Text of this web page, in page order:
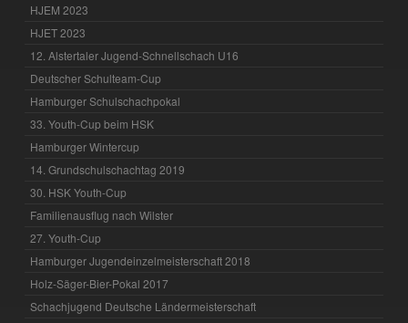
HJEM 2023
HJET 2023
12. Alstertaler Jugend-Schnellschach U16
Deutscher Schulteam-Cup
Hamburger Schulschachpokal
33. Youth-Cup beim HSK
Hamburger Wintercup
14. Grundschulschachtag 2019
30. HSK Youth-Cup
Familienausflug nach Wilster
27. Youth-Cup
Hamburger Jugendeinzelmeisterschaft 2018
Holz-Säger-Bier-Pokal 2017
Schachjugend Deutsche Ländermeisterschaft